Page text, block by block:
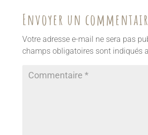
Envoyer un
Votre adresse e-mail ne sera pas
champs obligatoires sont indiqués